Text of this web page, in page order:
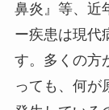
鼻炎』等、近
ー疾患は現代
す。多くの方
っても、何が